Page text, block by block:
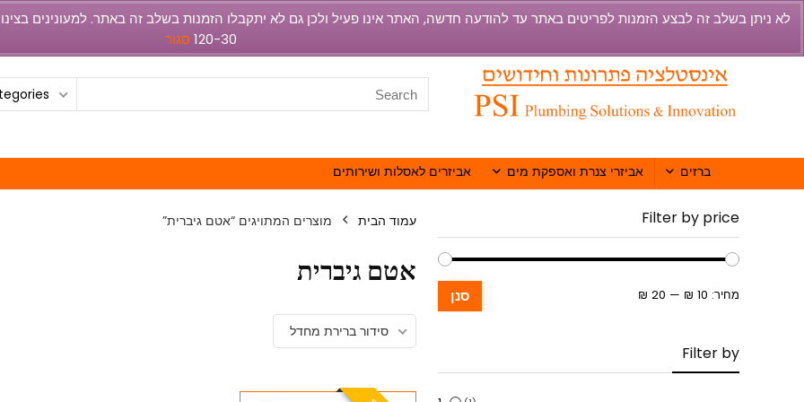
ברזים אביזרי צנרת ואספקת מים אביזרים לאסלות ושירותים
Filter by price
סנן מחיר: 10 ₪
—
20 ₪
Filter by
עמוד הבית מוצרים המתויגים “אטם גיברית”
אטם גיברית
סידור ברירת מחדל
120-30 סגור